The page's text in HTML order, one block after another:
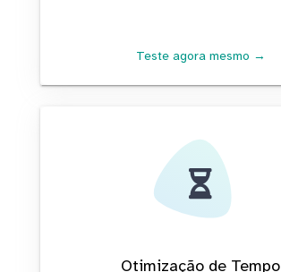
Teste agora mesmo →
Otimização de Tempo